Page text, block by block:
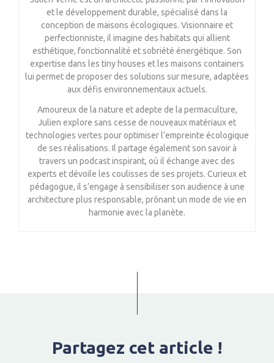
et le développement durable, spécialisé dans la
conception de maisons écologiques. Visionnaire et
perfectionniste, il imagine des habitats qui allient
esthétique, fonctionnalité et sobriété énergétique. Son
expertise dans les tiny houses et les maisons containers
lui permet de proposer des solutions sur mesure, adaptées
aux défis environnementaux actuels.
Amoureux de la nature et adepte de la permaculture,
Julien explore sans cesse de nouveaux matériaux et
technologies vertes pour optimiser l’empreinte écologique
de ses réalisations. Il partage également son savoir à
travers un podcast inspirant, où il échange avec des
experts et dévoile les coulisses de ses projets. Curieux et
pédagogue, il s’engage à sensibiliser son audience à une
architecture plus responsable, prônant un mode de vie en
harmonie avec la planète.
Partagez cet article !